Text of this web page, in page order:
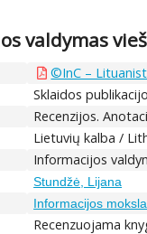
valdymas
©InC –
Sklaidos
Recenzijos.
Lietuvių kalba /
Informacijos
Stundžė, Lijana
Informacijos
Recenzuojama